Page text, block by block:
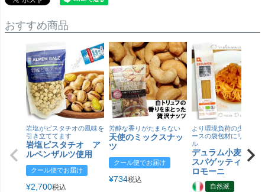
おすすめ商品
岩塩がピスタチオの風味を
引き立ててます
岩塩ピスタチオ ア
ルペンザルツ使用
クール便でお届け
¥2,700税込
芳醇な香りがたまらない
天使のミックスナッ
ツ
クール便でお届け
¥734税込
より環境負荷の少ない紙
ースの袋包材にリニュー
ル
デュラム小麦 有
スパゲッティ／ジ
ロモーニ
自然派